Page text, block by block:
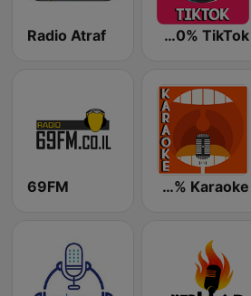
Radio 100% TikTok
Radio Atraf
Radio 100% Karaoke
69FM